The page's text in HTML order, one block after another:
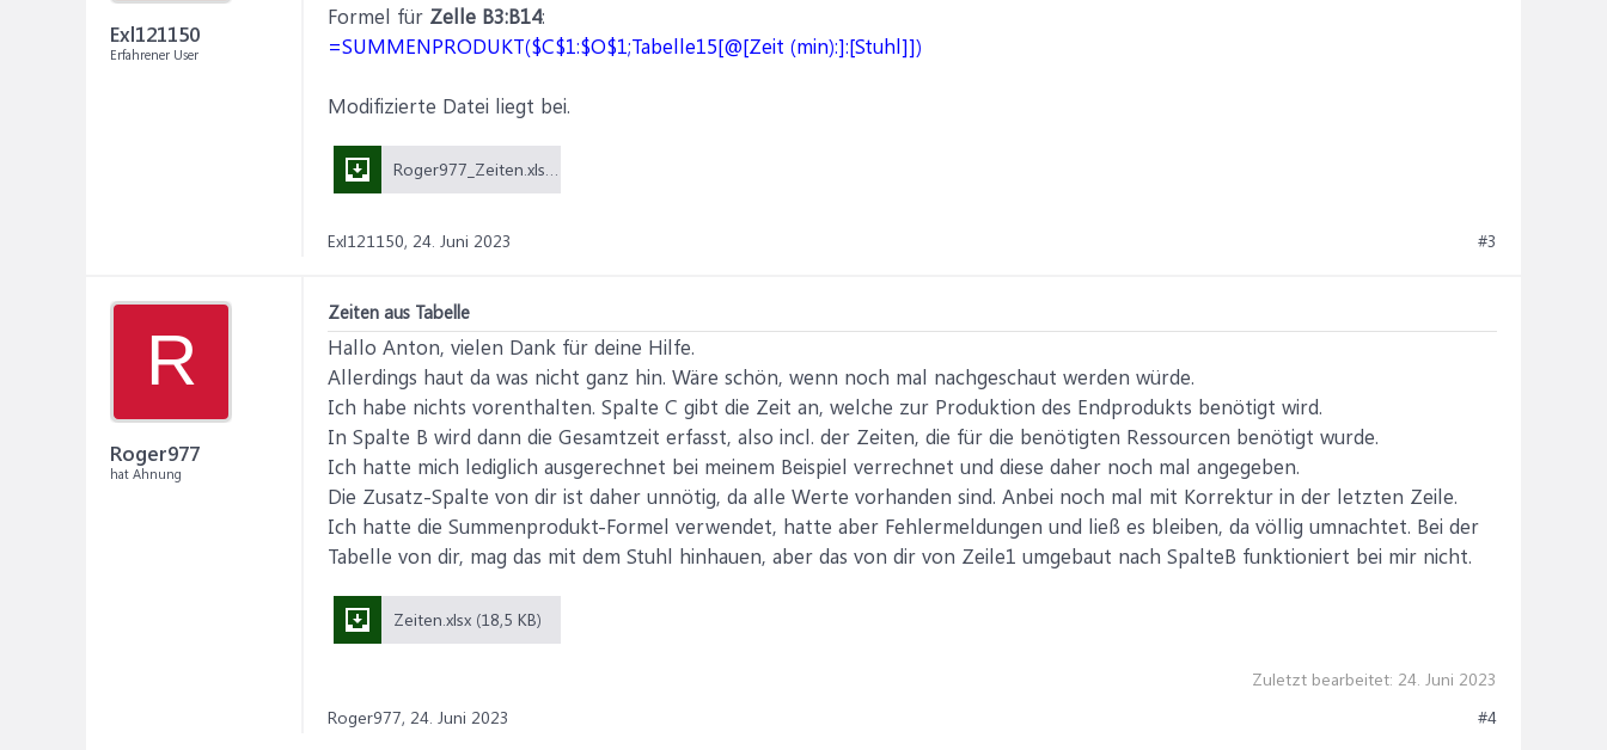
Exl121150
Erfahrener User
Formel für Zelle B3:B14:
=SUMMENPRODUKT($C$1:$O$1;Tabelle15[@[Zeit (min):]:[Stuhl]])
Modifizierte Datei liegt bei.
Roger977_Zeiten.xlsx (15,3 KB)
Exl121150, 24. Juni 2023 #3
R
Roger977
hat Ahnung
Zeiten aus Tabelle
Hallo Anton, vielen Dank für deine Hilfe.
Allerdings haut da was nicht ganz hin. Wäre schön, wenn noch mal nachgeschaut werden würde.
Ich habe nichts vorenthalten. Spalte C gibt die Zeit an, welche zur Produktion des Endprodukts benötigt wird.
In Spalte B wird dann die Gesamtzeit erfasst, also incl. der Zeiten, die für die benötigten Ressourcen benötigt wurde.
Ich hatte mich lediglich ausgerechnet bei meinem Beispiel verrechnet und diese daher noch mal angegeben.
Die Zusatz-Spalte von dir ist daher unnötig, da alle Werte vorhanden sind. Anbei noch mal mit Korrektur in der letzten Zeile.
Ich hatte die Summenprodukt-Formel verwendet, hatte aber Fehlermeldungen und ließ es bleiben, da völlig umnachtet. Bei der
Tabelle von dir, mag das mit dem Stuhl hinhauen, aber das von dir von Zeile1 umgebaut nach SpalteB funktioniert bei mir nicht.
Zeiten.xlsx (18,5 KB)
Zuletzt bearbeitet: 24. Juni 2023
Roger977, 24. Juni 2023 #4